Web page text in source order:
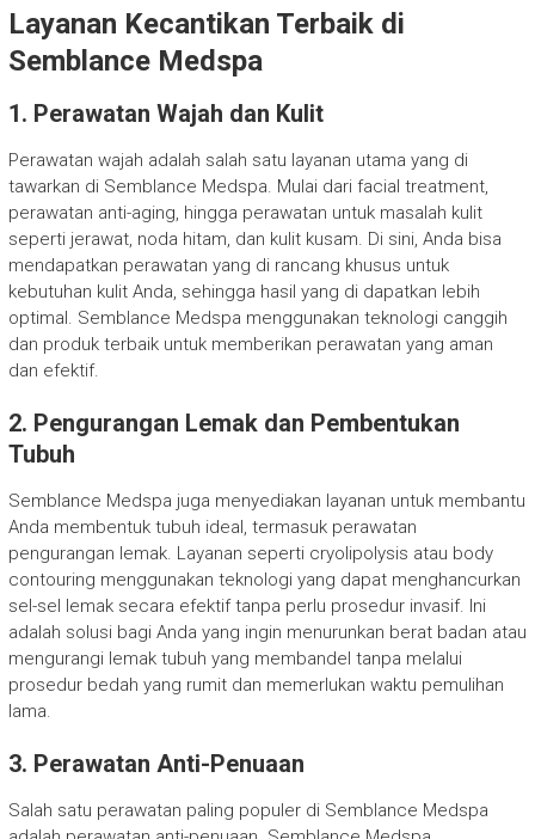
Layanan Kecantikan Terbaik di
Semblance Medspa
1. Perawatan Wajah dan Kulit
Perawatan wajah adalah salah satu layanan utama yang di
tawarkan di Semblance Medspa. Mulai dari facial treatment,
perawatan anti-aging, hingga perawatan untuk masalah kulit
seperti jerawat, noda hitam, dan kulit kusam. Di sini, Anda bisa
mendapatkan perawatan yang di rancang khusus untuk
kebutuhan kulit Anda, sehingga hasil yang di dapatkan lebih
optimal. Semblance Medspa menggunakan teknologi canggih
dan produk terbaik untuk memberikan perawatan yang aman
dan efektif.
2. Pengurangan Lemak dan Pembentukan
Tubuh
Semblance Medspa juga menyediakan layanan untuk membantu
Anda membentuk tubuh ideal, termasuk perawatan
pengurangan lemak. Layanan seperti cryolipolysis atau body
contouring menggunakan teknologi yang dapat menghancurkan
sel-sel lemak secara efektif tanpa perlu prosedur invasif. Ini
adalah solusi bagi Anda yang ingin menurunkan berat badan atau
mengurangi lemak tubuh yang membandel tanpa melalui
prosedur bedah yang rumit dan memerlukan waktu pemulihan
lama.
3. Perawatan Anti-Penuaan
Salah satu perawatan paling populer di Semblance Medspa